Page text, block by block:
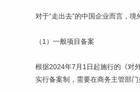
对于“走出去”的中国企业而言，
（1）一般项目备案
根据2024年7月1日起施行的《对
实行备案制，需要在商务主管部门